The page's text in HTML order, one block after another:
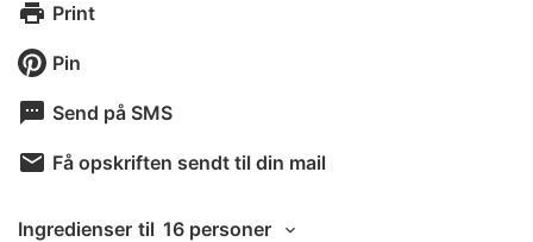
Print
Pin
Send på SMS
Få opskriften sendt til din mail
Ingredienser til 16 personer